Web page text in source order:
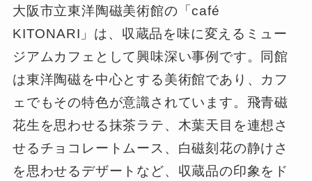
大阪市立東洋陶磁美術館の「café
KITONARI」は、収蔵品を味に変えるミュー
ジアムカフェとして興味深い事例です。同館
は東洋陶磁を中心とする美術館であり、カフ
ェでもその特色が意識されています。飛青磁
花生を思わせる抹茶ラテ、木葉天目を連想さ
せるチョコレートムース、白磁刻花の静けさ
を思わせるデザートなど、収蔵品の印象をド